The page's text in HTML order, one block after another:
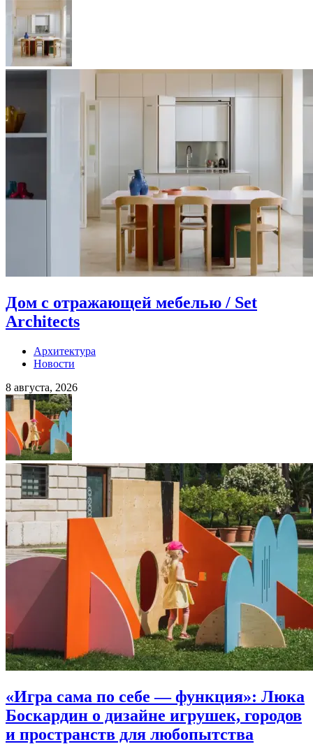
Дом с отражающей мебелью / Set
Architects
Архитектура
Новости
8 августа, 2026
«Игра сама по себе — функция»: Люка
Боскардин о дизайне игрушек, городов
и пространств для любопытства